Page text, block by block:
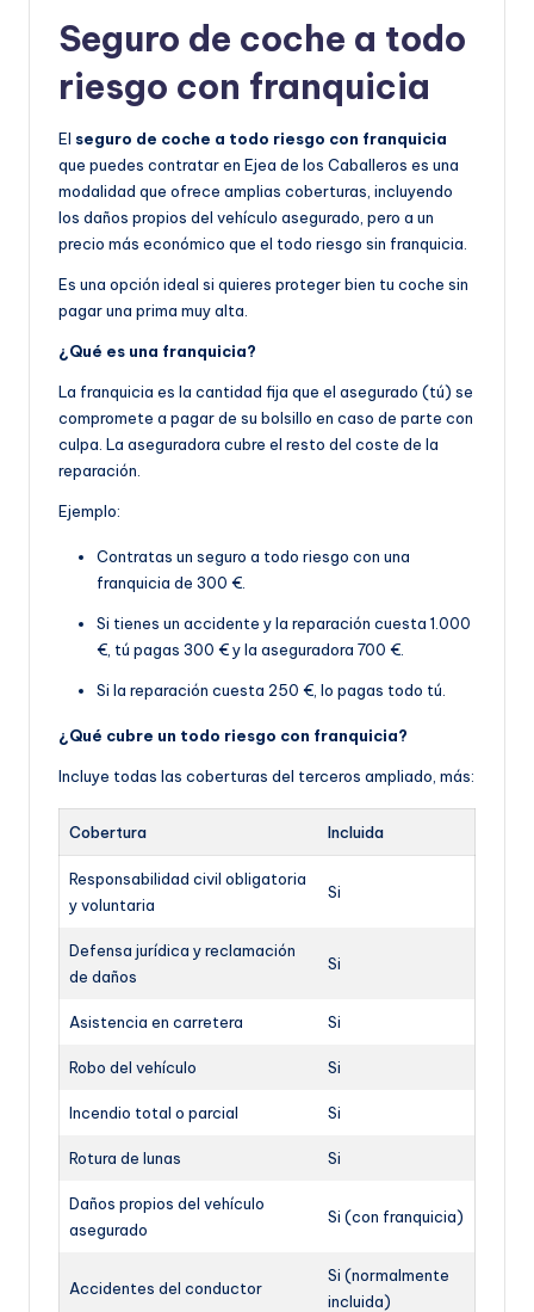
Seguro de coche a todo
riesgo con franquicia
El seguro de coche a todo riesgo con franquicia
que puedes contratar en Ejea de los Caballeros es una
modalidad que ofrece amplias coberturas, incluyendo
los daños propios del vehículo asegurado, pero a un
precio más económico que el todo riesgo sin franquicia.
Es una opción ideal si quieres proteger bien tu coche sin
pagar una prima muy alta.
¿Qué es una franquicia?
La franquicia es la cantidad fija que el asegurado (tú) se
compromete a pagar de su bolsillo en caso de parte con
culpa. La aseguradora cubre el resto del coste de la
reparación.
Ejemplo:
Contratas un seguro a todo riesgo con una
franquicia de 300 €.
Si tienes un accidente y la reparación cuesta 1.000
€, tú pagas 300 € y la aseguradora 700 €.
Si la reparación cuesta 250 €, lo pagas todo tú.
¿Qué cubre un todo riesgo con franquicia?
Incluye todas las coberturas del terceros ampliado, más:
Cobertura Incluida
Responsabilidad civil obligatoria
y voluntaria
Si
Defensa jurídica y reclamación
de daños
Si
Asistencia en carretera Si
Robo del vehículo Si
Incendio total o parcial Si
Rotura de lunas Si
Daños propios del vehículo
asegurado
Si (con franquicia)
Accidentes del conductor
Si (normalmente
incluida)